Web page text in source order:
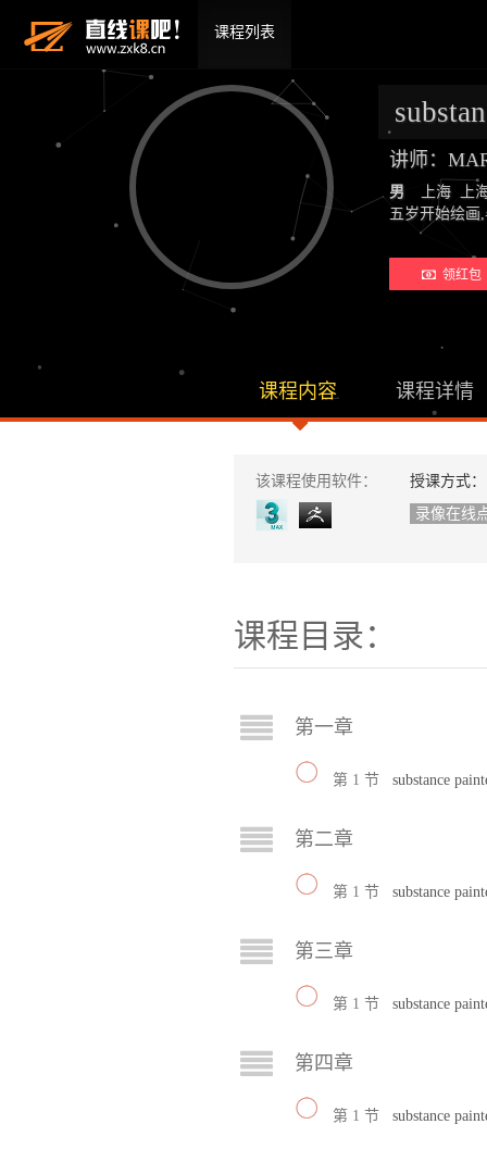
课程列表
讲师：
男
上海 上
五岁开始绘
领红包
课程内容 课程详情
该课程使用软件：
授课方式：
录像在线
课程目录：
第一章
第 1 节 substance
第二章
第 1 节 substance
第三章
第 1 节 substance
第四章
第 1 节 substance